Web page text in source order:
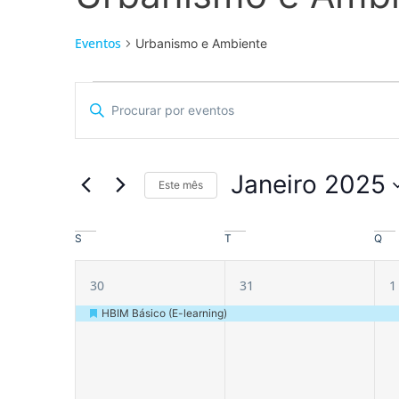
Eventos Urbanismo e Ambiente
Navegação
de
pesquisa
e
visualização
de
Eventos
Digite
chave.
Eventos
chave.
Este mês Janeiro 2025
data.
Calendário
de
Eventos
S T Q
1
evento,
30
Destaque
HBIM Básico (E-learning)
1
evento,
31
11